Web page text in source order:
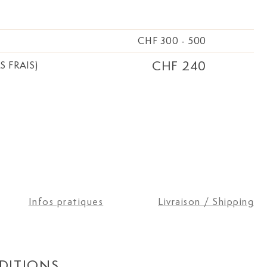
vélin teinté.
de Roger
suisse né en
CHF 300 - 500
FRAIS) CHF 240
Infos pratiques Livraison / Shipping